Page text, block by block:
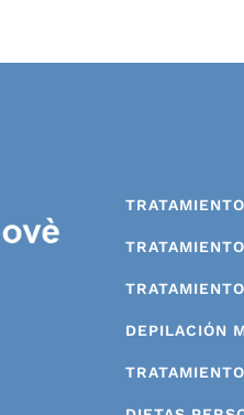
DEPILACIÓN